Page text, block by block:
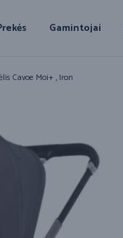
Gamintojai
Cavoe Moi+ , Iron